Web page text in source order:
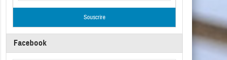
Facebook